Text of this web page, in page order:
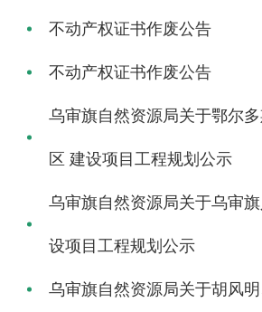
不动产权证书作废公告
不动产权证书作废公告
乌审旗自然资源局关于鄂尔
区 建设项目工程规划公示
乌审旗自然资源局关于乌审
设项目工程规划公示
乌审旗自然资源局关于胡风